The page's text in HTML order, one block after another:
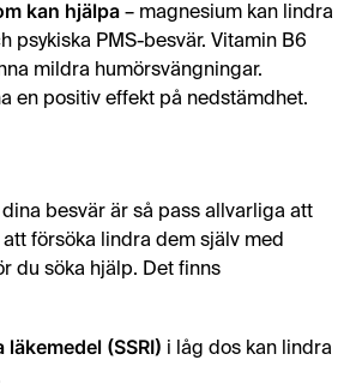
kan hjälpa – magnesium kan lindra
psykiska PMS-besvär. Vitamin B6
mildra humörsvängningar.
en positiv effekt på nedstämdhet.
besvär är så pass allvarliga att
försöka lindra dem själv med
du söka hjälp. Det finns
(SSRI) i låg dos kan lindra